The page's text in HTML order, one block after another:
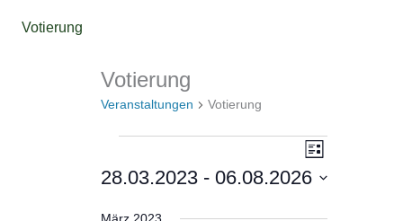
Votierung
Votierung
Veranstaltungen Votierung
A
n
i
V
a
L
i
s
28.03.2023 - 06.08.2026